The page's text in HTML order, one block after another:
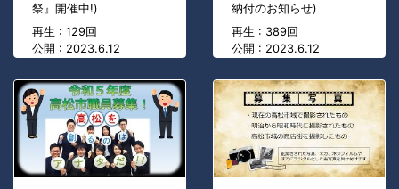
祭』開催中!)
再生 : 129回
公開 : 2023.6.12
納付のお知らせ)
再生 : 389回
公開 : 2023.6.12